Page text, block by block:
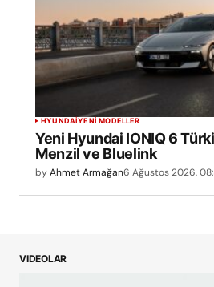
HYUNDAIYENİ MODELLER
Yeni Hyundai IONIQ 6
Menzil ve Bluelink
byAhmet Armağan6 Ağustos 2026,
VIDEOLAR